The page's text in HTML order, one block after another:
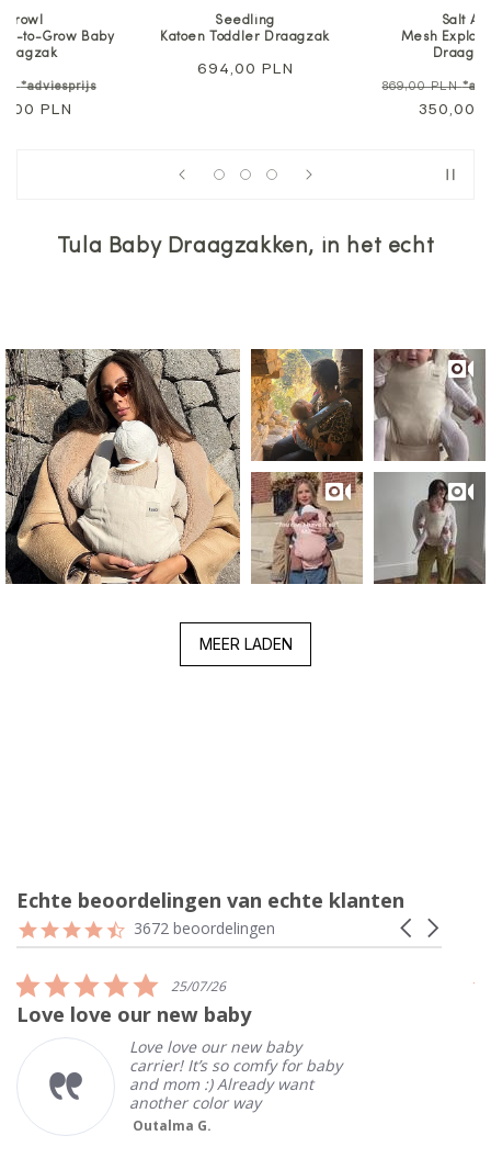
Prowl
to-Grow Baby
*adviesprijs
PLN
Seedling
Katoen Toddler Draagzak
Normale
694,00 PLN
Salt Air
Mesh
Normale
869,00 PLN
350,00
Tula Baby Draagzakken, in het echt
MEER LADEN
Echte beoordelingen van echte klanten
Reviews
carousel
Carousel
arrows
4.7
star
3672 beoordelingen
5.0
star
rating
25/07/26
Love love our new baby
Love love our new baby
carrier! It’s so comfy for baby
and mom :) Already want
another color way
Outalma G.